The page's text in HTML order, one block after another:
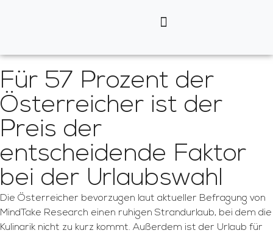
Für 57 Prozent der
Österreicher ist der
Preis der
entscheidende Faktor
bei der Urlaubswahl
Die Österreicher bevorzugen laut aktueller Befragung von
MindTake Research einen ruhigen Strandurlaub, bei dem die
Kulinarik nicht zu kurz kommt. Außerdem ist der Urlaub für